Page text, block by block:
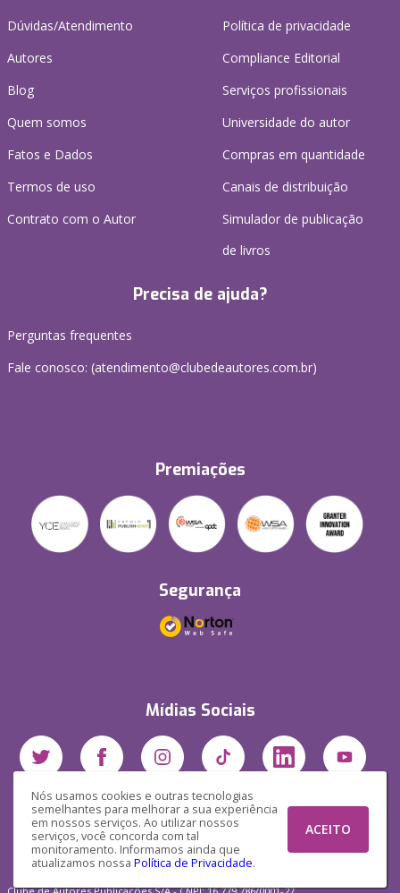
Nós usamos cookies e outras tecnologias
semelhantes para melhorar a sua experiência
em nossos serviços. Ao utilizar nossos
serviços, você concorda com tal
monitoramento. Informamos ainda que
atualizamos nossa Política de Privacidade.
ACEITO
Dúvidas/Atendimento
Autores
Blog
Quem somos
Fatos e Dados
Termos de uso
Contrato com o Autor
Política de privacidade
Compliance Editorial
Serviços profissionais
Universidade do autor
Compras em quantidade
Canais de distribuição
Simulador de publicação
de livros
Precisa de ajuda?
Perguntas frequentes
Fale conosco: (atendimento@clubedeautores.com.br)
Premiações
Segurança
Mídias Sociais